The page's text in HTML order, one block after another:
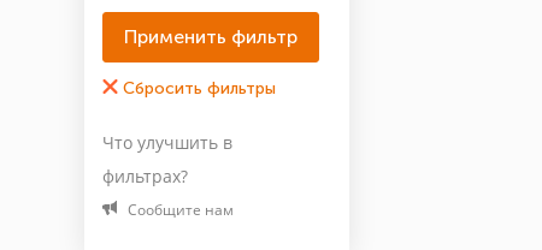
Покрытие
Цинк
Марка (Бренд)
noname
Что улучшить в
фильтрах?
Сообщите нам